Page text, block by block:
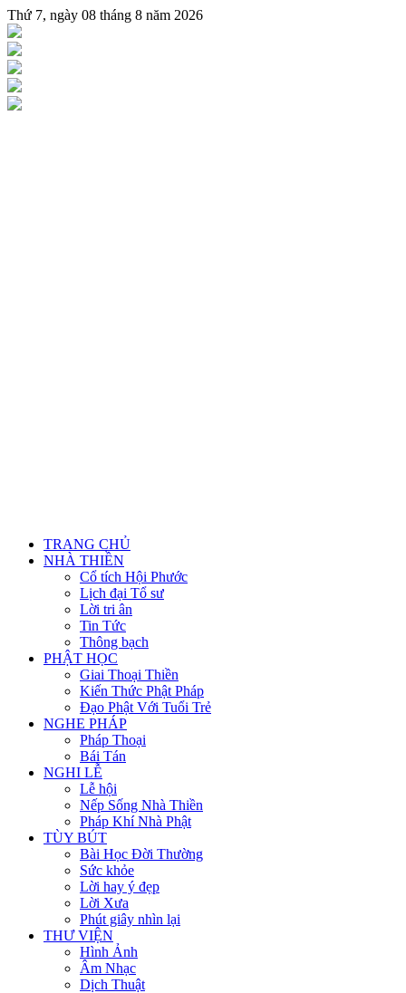
Thứ 7, ngày 08 tháng 8 năm 2026
TRANG CHỦ
NHÀ THIỀN
Cổ tích Hội Phước
Lịch đại Tổ sư
Lời tri ân
Tin Tức
Thông bạch
PHẬT HỌC
Giai Thoại Thiền
Kiến Thức Phật Pháp
Đạo Phật Với Tuổi Trẻ
NGHE PHÁP
Pháp Thoại
Bái Tán
NGHI LỄ
Lễ hội
Nếp Sống Nhà Thiền
Pháp Khí Nhà Phật
TÙY BÚT
Bài Học Đời Thường
Sức khỏe
Lời hay ý đẹp
Lời Xưa
Phút giây nhìn lại
THƯ VIỆN
Hình Ảnh
Âm Nhạc
Dịch Thuật